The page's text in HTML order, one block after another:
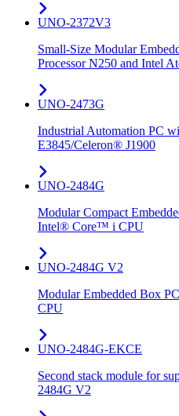
UNO-2372V3
Small-Size Modular
Processor N250 and Intel
UNO-2473G
Industrial Automation PC
E3845/Celeron® J1900
UNO-2484G
Modular Compact
Intel® Core™ i CPU
UNO-2484G V2
Modular Embedded Box
CPU
UNO-2484G-EKCE
Second stack module for
2484G V2